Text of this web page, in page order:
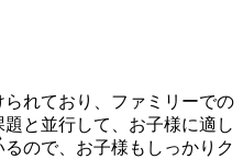
れており、ファミリーでの
と並行して、お子様に適し
ので、お子様もしっかりク